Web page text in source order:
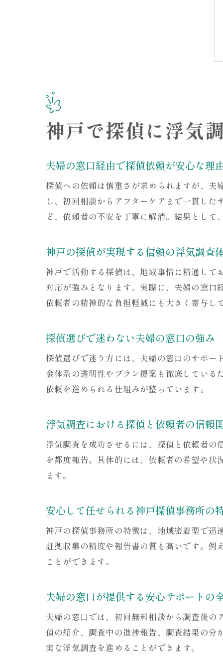
神戸で探偵に浮気
夫婦の窓口経由で探偵依頼が安心な理
探偵への依頼は慎重さが求められますが、
し、初回相談からアフターケアまで一貫し
ど、依頼者の不安を丁寧に解消。結果として
神戸の探偵が実現する信頼の浮気調査
神戸で活動する探偵は、地域事情に精通して
対応が強みとなります。実際に、夫婦の窓口
依頼者の精神的な負担軽減にも大きく寄与し
探偵選びで迷わない夫婦の窓口の強み
探偵選びで迷う方には、夫婦の窓口のサポ
金体系の透明性やプラン提案も徹底している
依頼を進められる仕組みが整っています。
浮気調査における探偵と依頼者の信頼
浮気調査を成功させるには、探偵と依頼者
を都度報告。具体的には、依頼者の希望や
ます。
安心して任せられる神戸探偵事務所の
神戸の探偵事務所の特徴は、地域密着型で迅
証拠収集の精度や報告書の質も高いです。例
ことができます。
夫婦の窓口が提供する安心サポートの
夫婦の窓口では、初回無料相談から調査後
偵の紹介、調査中の進捗報告、調査結果の
実な浮気調査を進めることができます。